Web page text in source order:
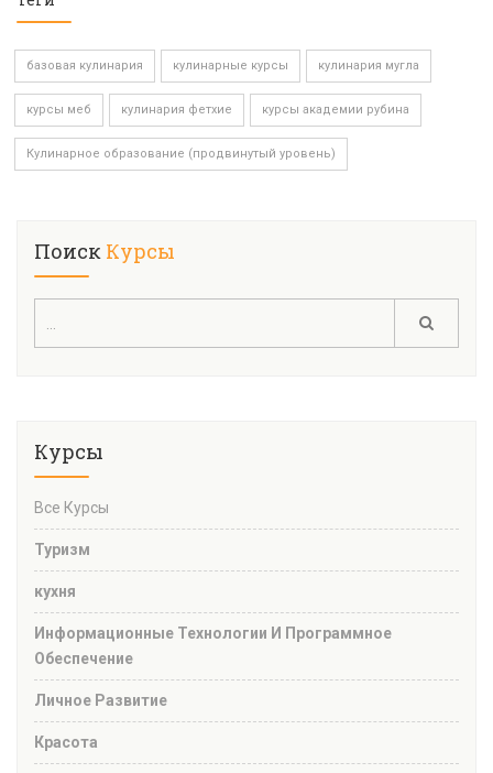
базовая кулинария кулинарные курсы кулинария мугла
курсы меб кулинария фетхие курсы академии рубина
Кулинарное образование (продвинутый уровень)
Поиск Курсы
Курсы
Все Курсы
Туризм
кухня
Информационные Технологии И Программное
Обеспечение
Личное Развитие
Красота